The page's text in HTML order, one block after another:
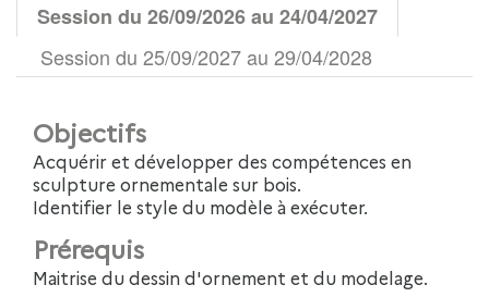
Session du 26/09/2026 au 24/04/2027
Session du 25/09/2027 au 29/04/2028
Objectifs
Acquérir et développer des compétences en
sculpture ornementale sur bois.
Identifier le style du modèle à exécuter.
Prérequis
Maitrise du dessin d'ornement et du modelage.